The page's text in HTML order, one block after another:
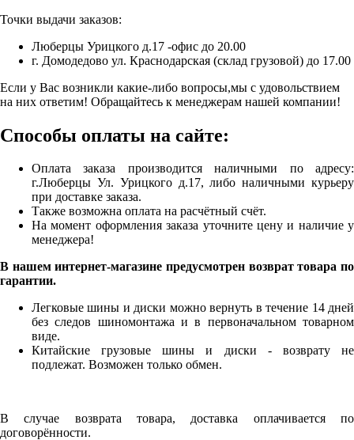
Точки выдачи заказов:
Люберцы Урицкого д.17 -офис до 20.00
г. Домодедово ул. Краснодарская (склад грузовой) до 17.00
Если у Вас возникли какие-либо вопросы,мы с удовольствием
на них ответим! Обращайтесь к менеджерам нашей компании!
Способы оплаты на сайте:
Оплата заказа производится наличными по адресу:
г.Люберцы Ул. Урицкого д.17, либо наличными курьеру
при доставке заказа.
Также возможна оплата на расчётный счёт.
На момент оформления заказа уточните цену и наличие у
менеджера!
В нашем интернет-магазине предусмотрен возврат товара по
гарантии.
Легковые шины и диски можно вернуть в течение 14 дней
без следов шиномонтажа и в первоначальном товарном
виде.
Китайские грузовые шины и диски - возврату не
подлежат. Возможен только обмен.
В случае возврата товара, доставка оплачивается по
договорённости.